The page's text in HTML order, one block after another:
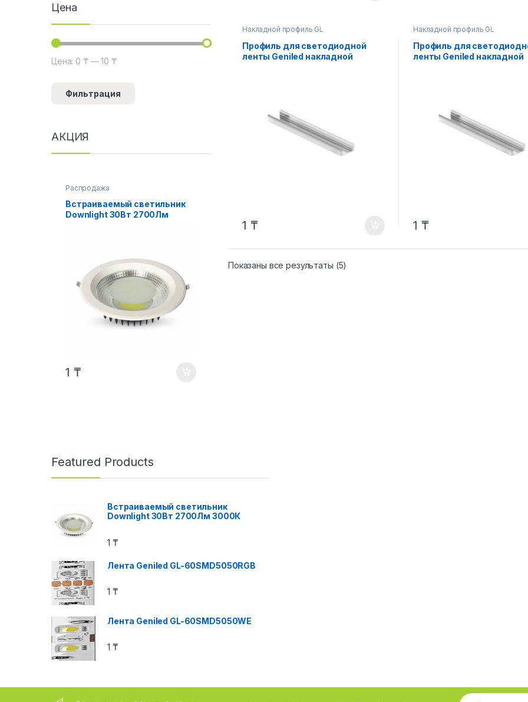
Накладной профиль GL
Профиль для светодиодной
ленты Geniled накладной
1 ₸
Накладной профиль GL
Профиль для
ленты Geniled накладной
1 ₸
Показаны все результаты (5)
Цена
Минимальная цена
Максимальная цена
Фильтрация
Цена: 0 ₸—10 ₸
АКЦИЯ
Распродажа
Встраиваемый светильник
Downlight 30Вт 2700Лм
1 ₸
Featured Products
Встраиваемый светильник
Downlight 30Вт 2700Лм 3000К
1 ₸
Лента Geniled GL-60SMD5050RGB
1 ₸
Лента Geniled GL-60SMD5050WE
1 ₸